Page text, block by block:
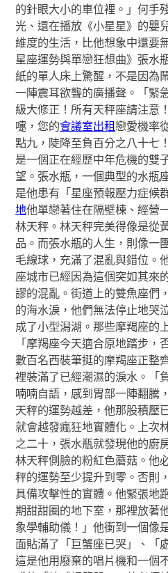
的針眼大小的車位裡。」何手
光、還在播放《小星星》的嬰
維度的生活，比他想象中還要
星座運勢與單戀狂想曲》張水
紙的單人床上驚醒，不是因為
一陣震耳欲聾的廣播聲。「緊
級大修正！所有天秤座請注意
嚏，您的會議室出租戀愛機率
點九，陡降至負百分之八十七
是一個正在經歷中年危機的雙
望。張水瓶，一個典型的水瓶
是他患有「星座預報壓力症候
地他單戀著住在隔壁棟、經營
林天秤。林天秤完美得像是從
品。而張水瓶的人生，則像一
毛線球，充滿了混亂與錯位。
座城市已經因為這個突如其來
謬的混亂。街道上的雙魚座們
的海水淚，他們無法停止地哭
成了小型潟湖。那些摩羯座的
「摩羯座今天適合原地踏步，
數百名西裝筆挺的摩羯座正整
裡裝滿了已經潮濕的淚水。「
喃喃自語，感到胃部一陣翻騰
天秤的運勢越差，他那股積壓
就會越發瘋狂地實體化。上次
之二十，張水瓶就發現他的廚
林天秤側臉的粉紅色蘑菇。他
秤的運勢至少提升到零。否則
具備攻擊性的實體。他緊張地
期甜甜圈的地下室，那裡放著
象學輔助儀！」他衝到一個像
面貼滿了「巨蟹座已哭」、「
這是他用廢棄的唱片機和一個